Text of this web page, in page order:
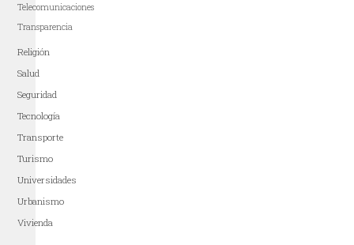
Telecomunicaciones
Transparencia
Religión
Salud
Seguridad
Tecnología
Transporte
Turismo
Universidades
Urbanismo
Vivienda